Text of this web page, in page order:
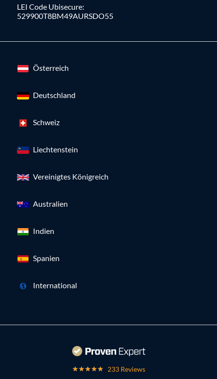
LEI Code Ubisecure:
529900T8BM49AURSDO55
Österreich
Deutschland
Schweiz
Liechtenstein
Vereinigtes Königreich
Australien
Indien
Spanien
International
233 Reviews